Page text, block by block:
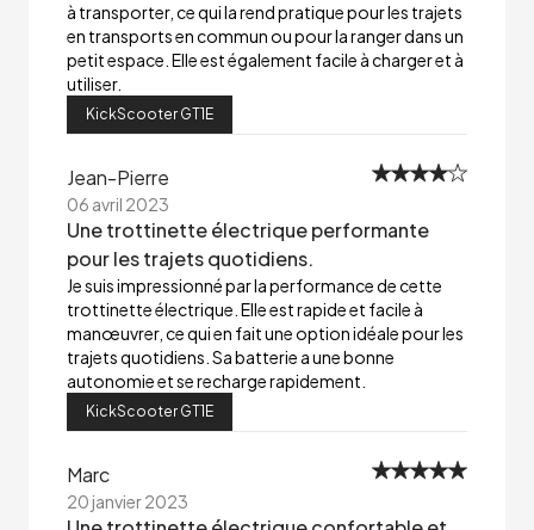
à transporter, ce qui la rend pratique pour les trajets
en transports en commun ou pour la ranger dans un
petit espace. Elle est également facile à charger et à
utiliser.
KickScooter GT1E
Jean-Pierre
06 avril 2023
Une trottinette électrique performante
pour les trajets quotidiens.
Je suis impressionné par la performance de cette
trottinette électrique. Elle est rapide et facile à
manœuvrer, ce qui en fait une option idéale pour les
trajets quotidiens. Sa batterie a une bonne
autonomie et se recharge rapidement.
KickScooter GT1E
Marc
20 janvier 2023